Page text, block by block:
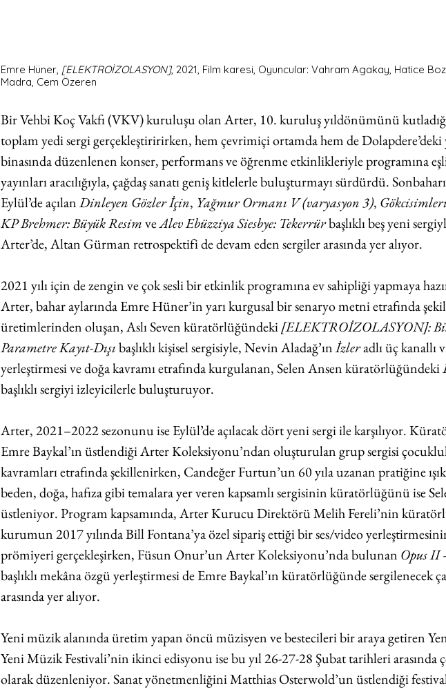
Emre Hüner, [ELEKTROİZOLASYON], 2021, Film karesi, Oyuncular: Vahram Agakay, Hatice
Madra, Cem Özeren
Bir Vehbi Koç Vakfı (VKV) kuruluşu olan Arter, 10. kuruluş yıldönümünü
toplam yedi sergi gerçekleştiririrken, hem çevrimiçi ortamda hem de Dolapdere’deki
binasında düzenlenen konser, performans ve öğrenme etkinlikleriyle programına
yayınları aracılığıyla, çağdaş sanatı geniş kitlelerle buluşturmayı sürdürdü.
Eylül’de açılan Dinleyen Gözler İçin, Yağmur Ormanı V (varyasyon 3),
KP Brehmer: Büyük Resim ve Alev Ebüzziya Siesbye: Tekerrür başlıklı beş yeni
Arter’de, Altan Gürman retrospektifi de devam eden sergiler arasında yer alıyor.
2021 yılı için de zengin ve çok sesli bir etkinlik programına ev sahipliği yapmaya
Arter, bahar aylarında Emre Hüner’in yarı kurgusal bir senaryo metni etrafında
üretimlerinden oluşan, Aslı Seven küratörlüğündeki [ELEKTROİZOLASYON]:
Parametre Kayıt-Dışı başlıklı kişisel sergisiyle, Nevin Aladağ’ın İzler adlı üç kanallı
yerleştirmesi ve doğa kavramı etrafında kurgulanan, Selen Ansen küratörlüğündeki
başlıklı sergiyi izleyicilerle buluşturuyor.
Arter, 2021–2022 sezonunu ise Eylül’de açılacak dört yeni sergi ile karşılıyor.
Emre Baykal’ın üstlendiği Arter Koleksiyonu’ndan oluşturulan grup sergisi
kavramları etrafında şekillenirken, Candeğer Furtun’un 60 yıla uzanan pratiğine
beden, doğa, hafıza gibi temalara yer veren kapsamlı sergisinin küratörlüğünü ise
üstleniyor. Program kapsamında, Arter Kurucu Direktörü Melih Fereli’nin
kurumun 2017 yılında Bill Fontana’ya özel sipariş ettiği bir ses/video
prömiyeri gerçekleşirken, Füsun Onur’un Arter Koleksiyonu’nda bulunan Opus II
başlıklı mekâna özgü yerleştirmesi de Emre Baykal’ın küratörlüğünde sergilenecek
arasında yer alıyor.
Yeni müzik alanında üretim yapan öncü müzisyen ve bestecileri bir araya getiren
Yeni Müzik Festivali’nin ikinci edisyonu ise bu yıl 26-27-28 Şubat tarihleri arasında
olarak düzenleniyor. Sanat yönetmenliğini Matthias Osterwold’un üstlendiği